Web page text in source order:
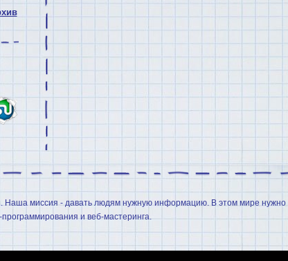
Наша миссия - давать людям нужную информацию. В этом мире нужно
и веб-мастеринга.